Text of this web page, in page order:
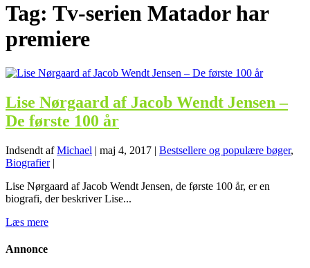
Tag: Tv-serien Matador har
premiere
Lise Nørgaard af Jacob Wendt Jensen –
De første 100 år
Indsendt afMichael | maj 4, 2017 | Bestsellere og populære bøger,
Biografier|
Lise Nørgaard af Jacob Wendt Jensen, de første 100 år, er en
biografi, der beskriver Lise...
Læs mere
Annonce